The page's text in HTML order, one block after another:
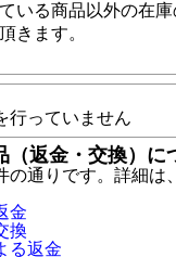
いる商品以外の在
きます。
行っていません
（返金・交換）に
の通りです。詳細は
金
換
る返金